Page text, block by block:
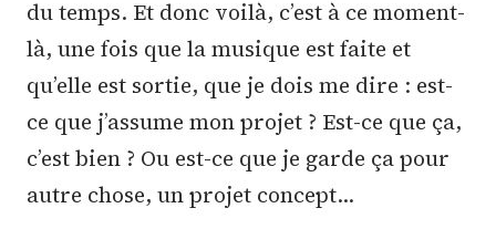
du temps. Et donc voilà, c’est à ce moment-
là, une fois que la musique est faite et
qu’elle est sortie, que je dois me dire : est-
ce que j’assume mon projet ? Est-ce que ça,
c’est bien ? Ou est-ce que je garde ça pour
autre chose, un projet concept…